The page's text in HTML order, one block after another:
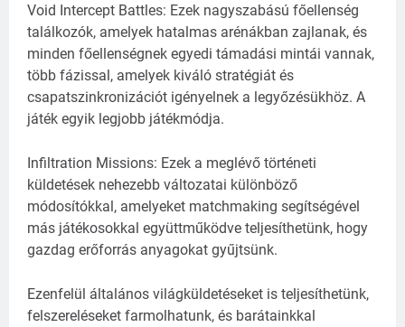
Void Intercept Battles: Ezek nagyszabású főellenség
találkozók, amelyek hatalmas arénákban zajlanak, és
minden főellenségnek egyedi támadási mintái vannak,
több fázissal, amelyek kiváló stratégiát és
csapatszinkronizációt igényelnek a legyőzésükhöz. A
játék egyik legjobb játékmódja.
Infiltration Missions: Ezek a meglévő történeti
küldetések nehezebb változatai különböző
módosítókkal, amelyeket matchmaking segítségével
más játékosokkal együttműködve teljesíthetünk, hogy
gazdag erőforrás anyagokat gyűjtsünk.
Ezenfelül általános világküldetéseket is teljesíthetünk,
felszereléseket farmolhatunk, és barátainkkal